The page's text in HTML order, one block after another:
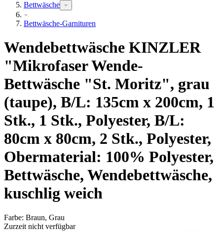
Bettwäsche
Bettwäsche-Garnituren
Wendebettwäsche KINZLER
"Mikrofaser Wende-
Bettwäsche "St. Moritz", grau
(taupe), B/L: 135cm x 200cm, 1
Stk., 1 Stk., Polyester, B/L:
80cm x 80cm, 2 Stk., Polyester,
Obermaterial: 100% Polyester,
Bettwäsche, Wendebettwäsche,
kuschlig weich
Farbe: Braun, Grau
Zurzeit nicht verfügbar